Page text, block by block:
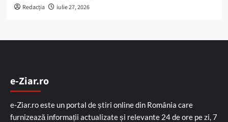
Redacția iulie 27, 2026
e-Ziar.ro
e-Ziar.ro este un portal de știri online din România care
furnizează informații actualizate și relevante 24 de ore pe zi, 7